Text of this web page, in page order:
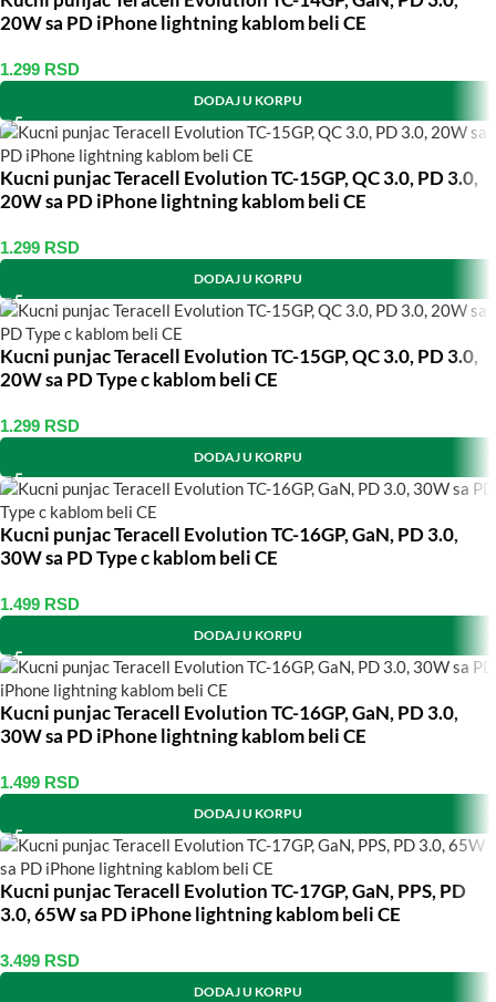
20W sa PD iPhone lightning kablom beli CE
1.299 RSD
DODAJ U KORPU
Kucni punjac Teracell Evolution TC-15GP, QC 3.0, PD 3.0,
20W sa PD iPhone lightning kablom beli CE
1.299 RSD
DODAJ U KORPU
Kucni punjac Teracell Evolution TC-15GP, QC 3.0, PD 3.0,
20W sa PD Type c kablom beli CE
1.299 RSD
DODAJ U KORPU
Kucni punjac Teracell Evolution TC-16GP, GaN, PD 3.0,
30W sa PD Type c kablom beli CE
1.499 RSD
DODAJ U KORPU
Kucni punjac Teracell Evolution TC-16GP, GaN, PD 3.0,
30W sa PD iPhone lightning kablom beli CE
1.499 RSD
DODAJ U KORPU
Kucni punjac Teracell Evolution TC-17GP, GaN, PPS, PD
3.0, 65W sa PD iPhone lightning kablom beli CE
3.499 RSD
DODAJ U KORPU